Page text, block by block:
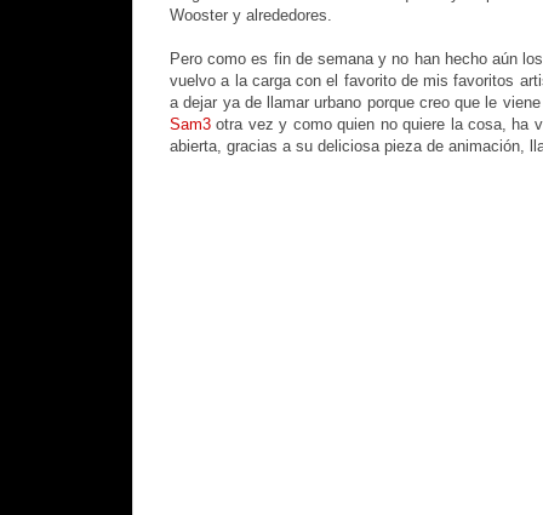
Wooster y alrededores.
Pero como es fin de semana y no han hecho aún
vuelvo a la carga con el favorito de mis favoritos
a dejar ya de llamar urbano porque creo que le
Sam3 otra vez y como quien no quiere la cosa, ha
abierta, gracias a su deliciosa pieza de animación,